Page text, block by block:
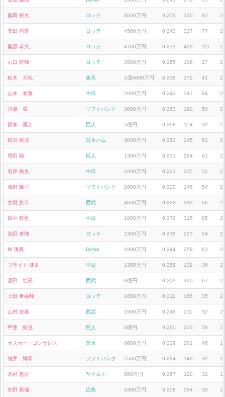
藤岡 裕大 ロッテ 8500万円 0.256 320 82
安田 尚憲 ロッテ 4500万円 0.243 317 77
藤原 恭大 ロッテ 4700万円 0.271 409 111
山口 航輝 ロッテ 3500万円 0.255 106 27
鈴木 大地 楽天 1億6000万円 0.238 172 41
山本 泰寛 中日 2000万円 0.242 347 84
川瀬 晃 ソフトバンク 3800万円 0.263 190 50
坂本 勇人 巨人 5億円 0.208 154 32
田宮 裕涼 日本ハム 3000万円 0.253 245 62
増田 陸 巨人 1300万円 0.231 264 61
石伊 雄太 中日 1000万円 0.221 235 52
海野 隆司 ソフトバンク 2600万円 0.220 246 54
古賀 悠斗 西武 4600万円 0.228 289 66
田中 幹也 中日 1850万円 0.270 315 85
池田 来翔 ロッテ 1300万円 0.238 227 54
林 琢真 DeNA 1900万円 0.244 258 63
ブライト 健太 中日 1350万円 0.259 139 36
源田 壮亮 西武 3億円 0.209 320 67
上田 希由翔 ロッテ 1650万円 0.211 166 35
山村 崇嘉 西武 1500万円 0.246 211 52
甲斐 拓也 巨人 3億円 0.260 223 58
オスカー・ゴンザレス 楽天 8600万円 0.229 201 46
嶺井 博希 ソフトバンク 7500万円 0.224 143 32
北村 恵吾 ヤクルト 850万円 0.267 120 32
矢野 雅哉 広島 5300万円 0.208 284 59